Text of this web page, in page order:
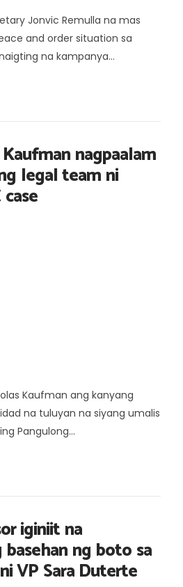
Jonvic Remulla na mas
and order situation sa
na kampanya...
nagpaalam
legal team ni
Kaufman ang kanyang
na tuluyan na siyang umalis
Pangulong...
iginiit na
basehan ng boto sa
VP Sara Duterte